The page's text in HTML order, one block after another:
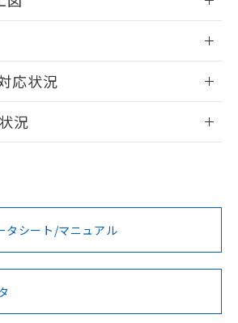
ます。
ログイン/会員登録
ご利用いただく前に、以下を必ずお読
件
応状況
・凡例
項・凡例
況
DNV型式承認
（ノルウェー
BV型式承認
（フランス
KR型式
（韓国
No No No
タシート/マニュアル
指令のフタル酸エステル類４
は、対応完了までの期間は出
対応品への在庫切替を完了
から、特段のことがない限
月12日より割愛しておりま